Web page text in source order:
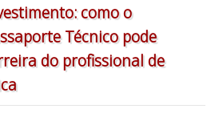
como o
Técnico pode
do profissional de